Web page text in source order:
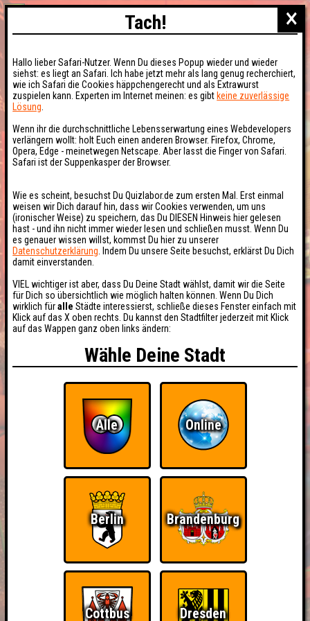
×
Tach!
Hallo lieber Safari-Nutzer. Wenn Du dieses Popup wieder und wieder
siehst: es liegt an Safari. Ich habe jetzt mehr als lang genug recherchiert,
wie ich Safari die Cookies häppchengerecht und als Extrawurst
zuspielen kann. Experten im Internet meinen: es gibt keine zuverlässige
Lösung
Wenn ihr die durchschnittliche Lebensserwartung eines Webdevelopers
verlängern wollt: holt Euch einen anderen Browser. Firefox, Chrome,
Opera, Edge - meinetwegen Netscape. Aber lasst die Finger von Safari.
Safari ist der Suppenkasper der Browser.
Wie es scheint, besuchst Du Quizlabor.de zum ersten Mal. Erst einmal
weisen wir Dich darauf hin, dass wir Cookies verwenden, um uns
(ironischer Weise) zu speichern, das Du DIESEN Hinweis hier gelesen
hast - und ihn nicht immer wieder lesen und schließen musst. Wenn Du
es genauer wissen willst, kommst Du hier zu unserer
Datenschutzerklärung . Indem Du unsere Seite besuchst, erklärst Du Dich
damit einverstanden.
VIEL wichtiger ist aber, dass Du Deine Stadt wählst, damit wir die Seite
für Dich so übersichtlich wie möglich halten können. Wenn Du Dich
wirklich füralle Städte interessierst, schließe dieses Fenster einfach mit
Klick auf das X oben rechts. Du kannst den Stadtfilter jederzeit mit Klick
auf das Wappen ganz oben links ändern:
Wähle Deine Stadt
Alle Online
Berlin Brandenburg
Cottbus Dresden